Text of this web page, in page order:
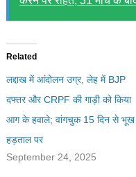
Related
लद्दाख में आंदोलन उग्र, लेह में BJP
दफ्तर और CRPF की गाड़ी को किया
आग के हवाले; वांगचुक 15 दिन से भूख
हड़ताल पर
September 24, 2025